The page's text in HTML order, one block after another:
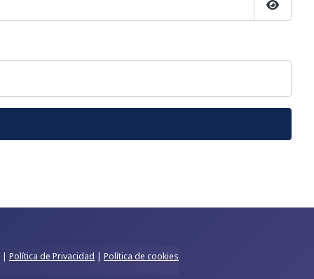
| Política de Privacidad | Política de cookies